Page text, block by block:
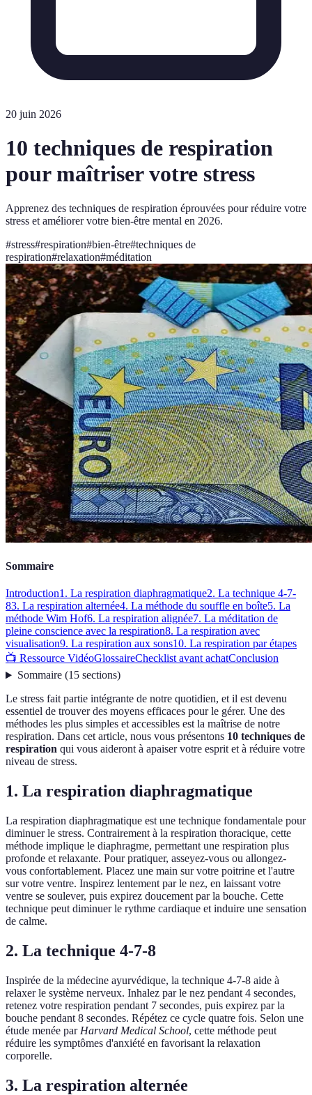
20 juin 2026
10 techniques de respiration
pour maîtriser votre stress
Apprenez des techniques de respiration éprouvées pour réduire votre
stress et améliorer votre bien-être mental en 2026.
#stress#respiration#bien-être#techniques de
respiration#relaxation#méditation
Sommaire
Introduction1. La respiration diaphragmatique2. La technique 4-7-
83. La respiration alternée4. La méthode du souffle en boîte5. La
méthode Wim Hof6. La respiration alignée7. La méditation de
pleine conscience avec la respiration8. La respiration avec
visualisation9. La respiration aux sons10. La respiration par étapes
📺 Ressource VidéoGlossaireChecklist avant achatConclusion
Sommaire(15 sections)
Le stress fait partie intégrante de notre quotidien, et il est devenu
essentiel de trouver des moyens efficaces pour le gérer. Une des
méthodes les plus simples et accessibles est la maîtrise de notre
respiration. Dans cet article, nous vous présentons 10 techniques de
respiration qui vous aideront à apaiser votre esprit et à réduire votre
niveau de stress.
1. La respiration diaphragmatique
La respiration diaphragmatique est une technique fondamentale pour
diminuer le stress. Contrairement à la respiration thoracique, cette
méthode implique le diaphragme, permettant une respiration plus
profonde et relaxante. Pour pratiquer, asseyez-vous ou allongez-
vous confortablement. Placez une main sur votre poitrine et l'autre
sur votre ventre. Inspirez lentement par le nez, en laissant votre
ventre se soulever, puis expirez doucement par la bouche. Cette
technique peut diminuer le rythme cardiaque et induire une sensation
de calme.
2. La technique 4-7-8
Inspirée de la médecine ayurvédique, la technique 4-7-8 aide à
relaxer le système nerveux. Inhalez par le nez pendant 4 secondes,
retenez votre respiration pendant 7 secondes, puis expirez par la
bouche pendant 8 secondes. Répétez ce cycle quatre fois. Selon une
étude menée par Harvard Medical School, cette méthode peut
réduire les symptômes d'anxiété en favorisant la relaxation
corporelle.
3. La respiration alternée